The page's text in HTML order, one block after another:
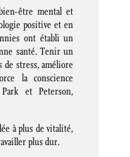
être mental et
positive et en
ont établi un
santé. Tenir un
stress, améliore
la conscience
et Peterson,
à plus de vitalité,
plus dur.